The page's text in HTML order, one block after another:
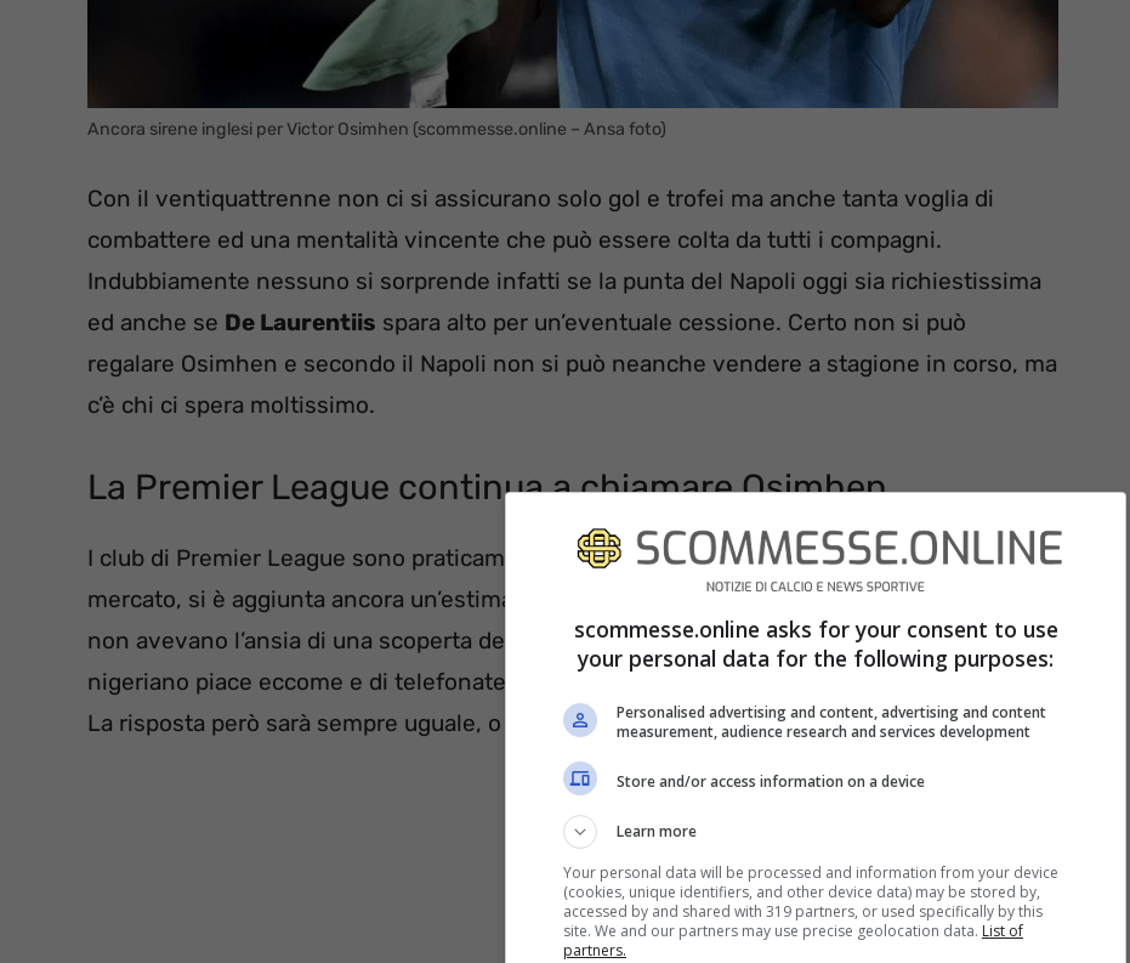
Ancora sirene inglesi per Victor Osimhen (scommesse.online – Ansa foto)
Con il ventiquattrenne non ci si assicurano solo gol e trofei ma anche tanta voglia di
combattere ed una mentalità vincente che può essere colta da tutti i compagni.
Indubbiamente nessuno si sorprende infatti se la punta del Napoli oggi sia richiestissima
ed anche se De Laurentiis spara alto per un’eventuale cessione. Certo non si può
regalare Osimhen e secondo il Napoli non si può neanche vendere a stagione in corso, ma
c’è chi ci spera moltissimo.
La Premier League continua a chiamare Osimhen
I club di Premier League sono praticamente tutti in fila per lui. Da poco, secondo le voci di
mercato, si è aggiunta ancora un’estimatrice per il classe ’98 e certo in terra partenopea
non avevano l’ansia di una scoperta del genere. I tifosi azzurri però ci sono abituati, il
nigeriano piace eccome e di telefonate alla sede del Napoli ne arriveranno ancora tante.
La risposta però sarà sempre uguale, o
120 milionio nulla.
scommesse.online asks for your consent to use
your personal data for the following purposes:
Personalised advertising and content, advertising and content
measurement, audience research and services development
Store and/or access information on a device
Learn more
Your personal data will be processed and information from your device
(cookies, unique identifiers, and other device data) may be stored by,
accessed by and shared with 319 partners, or used specifically by this
site. We and our partners may use precise geolocation data. List of
partners.